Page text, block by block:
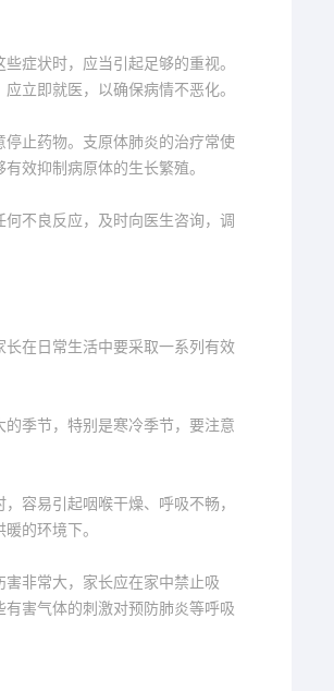
症状时，应当引起足够的重视。
立即就医，以确保病情不恶化。
止药物。支原体肺炎的治疗常使
效抑制病原体的生长繁殖。
不良反应，及时向医生咨询，调
在日常生活中要采取一系列有效
季节，特别是寒冷季节，要注意
容易引起咽喉干燥、呼吸不畅，
的环境下。
非常大，家长应在家中禁止吸
害气体的刺激对预防肺炎等呼吸